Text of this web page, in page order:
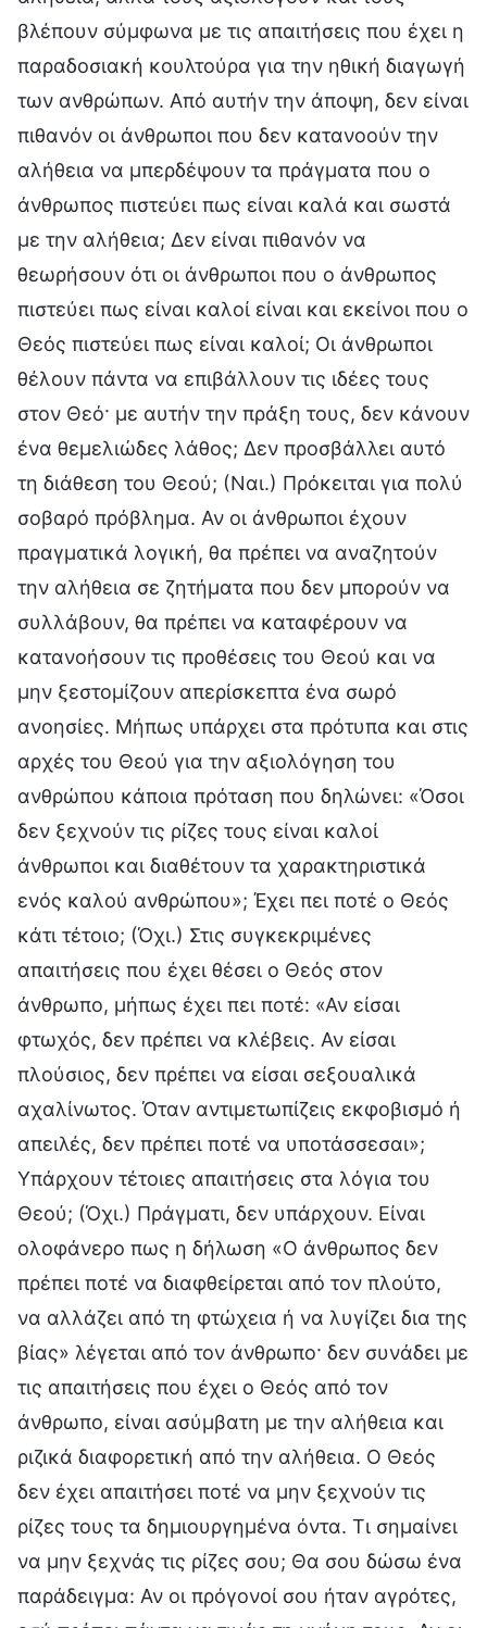
βλέπουν σύμφωνα με τις απαιτήσεις που έχει η
παραδοσιακή κουλτούρα για την ηθική διαγωγή
των ανθρώπων. Από αυτήν την άποψη, δεν είναι
πιθανόν οι άνθρωποι που δεν κατανοούν την
αλήθεια να μπερδέψουν τα πράγματα που ο
άνθρωπος πιστεύει πως είναι καλά και σωστά
με την αλήθεια; Δεν είναι πιθανόν να
θεωρήσουν ότι οι άνθρωποι που ο άνθρωπος
πιστεύει πως είναι καλοί είναι και εκείνοι που ο
Θεός πιστεύει πως είναι καλοί; Οι άνθρωποι
θέλουν πάντα να επιβάλλουν τις ιδέες τους
στον Θεό· με αυτήν την πράξη τους, δεν κάνουν
ένα θεμελιώδες λάθος; Δεν προσβάλλει αυτό
τη διάθεση του Θεού; (Ναι.) Πρόκειται για πολύ
σοβαρό πρόβλημα. Αν οι άνθρωποι έχουν
πραγματικά λογική, θα πρέπει να αναζητούν
την αλήθεια σε ζητήματα που δεν μπορούν να
συλλάβουν, θα πρέπει να καταφέρουν να
κατανοήσουν τις προθέσεις του Θεού και να
μην ξεστομίζουν απερίσκεπτα ένα σωρό
ανοησίες. Μήπως υπάρχει στα πρότυπα και στις
αρχές του Θεού για την αξιολόγηση του
ανθρώπου κάποια πρόταση που δηλώνει: «Όσοι
δεν ξεχνούν τις ρίζες τους είναι καλοί
άνθρωποι και διαθέτουν τα χαρακτηριστικά
ενός καλού ανθρώπου»; Έχει πει ποτέ ο Θεός
κάτι τέτοιο; (Όχι.) Στις συγκεκριμένες
απαιτήσεις που έχει θέσει ο Θεός στον
άνθρωπο, μήπως έχει πει ποτέ: «Αν είσαι
φτωχός, δεν πρέπει να κλέβεις. Αν είσαι
πλούσιος, δεν πρέπει να είσαι σεξουαλικά
αχαλίνωτος. Όταν αντιμετωπίζεις εκφοβισμό ή
απειλές, δεν πρέπει ποτέ να υποτάσσεσαι»;
Υπάρχουν τέτοιες απαιτήσεις στα λόγια του
Θεού; (Όχι.) Πράγματι, δεν υπάρχουν. Είναι
ολοφάνερο πως η δήλωση «Ο άνθρωπος δεν
πρέπει ποτέ να διαφθείρεται από τον πλούτο,
να αλλάζει από τη φτώχεια ή να λυγίζει δια της
βίας» λέγεται από τον άνθρωπο· δεν συνάδει με
τις απαιτήσεις που έχει ο Θεός από τον
άνθρωπο, είναι ασύμβατη με την αλήθεια και
ριζικά διαφορετική από την αλήθεια. Ο Θεός
δεν έχει απαιτήσει ποτέ να μην ξεχνούν τις
ρίζες τους τα δημιουργημένα όντα. Τι σημαίνει
να μην ξεχνάς τις ρίζες σου; Θα σου δώσω ένα
παράδειγμα: Αν οι πρόγονοί σου ήταν αγρότες,